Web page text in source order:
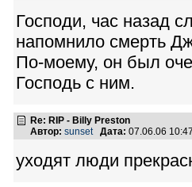
Господи, час назад
напомнило смерть
По-моему, он был
Господь с ним.
Re: RIP - Billy Preston
Автор: sunset Дата: 07.06.06
уходят люди